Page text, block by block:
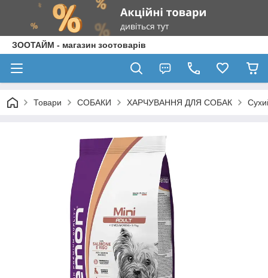
ЗООТАЙМ - магазин зоотоварів
Товари СОБАКИ ХАРЧУВАННЯ ДЛЯ СОБАК